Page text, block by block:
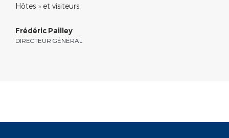
Hôtes » et visiteurs.
Frédéric Pailley
DIRECTEUR GÉNÉRAL